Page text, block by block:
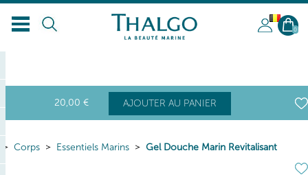
BL
0
20,00 € AJOUTER AU PANIER
Corps Essentiels Marins Gel Douche Marin Revitalisant